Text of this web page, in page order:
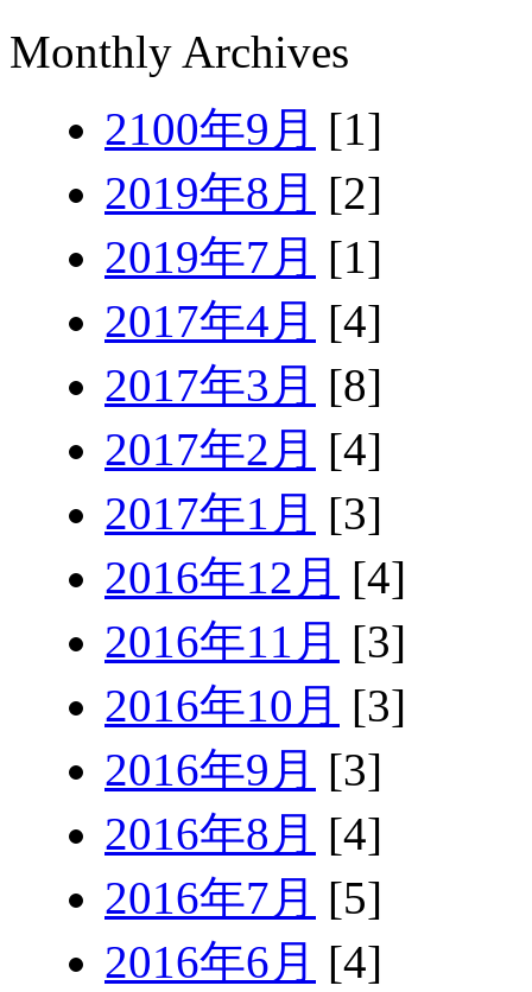
Monthly Archives
2100年9月 [1]
2019年8月 [2]
2019年7月 [1]
2017年4月 [4]
2017年3月 [8]
2017年2月 [4]
2017年1月 [3]
2016年12月 [4]
2016年11月 [3]
2016年10月 [3]
2016年9月 [3]
2016年8月 [4]
2016年7月 [5]
2016年6月 [4]